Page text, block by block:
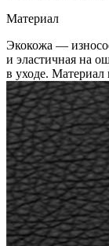
Материал
Экокожа —
и эластичная на
в уходе. Материал